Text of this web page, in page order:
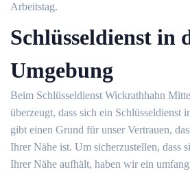
Arbeitstag.
Schlüsseldienst in
Umgebung
Beim Schlüsseldienst Wickrathhahn
überzeugt, dass sich ein Schlüsseldienst
gibt einen Grund für unser Vertrauen,
Ihrer Nähe ist. Um sicherzustellen, dass
Ihrer Nähe aufhält, haben wir ein